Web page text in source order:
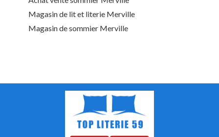
Magasin de lit et literie Merville
Magasin de sommier Merville